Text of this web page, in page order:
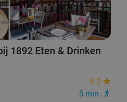
1892 Eten & Drinken
9.2
5 min.